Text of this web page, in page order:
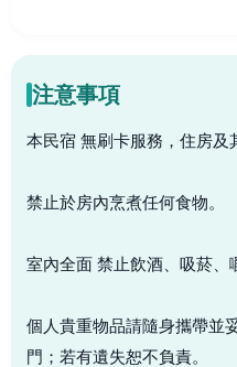
注意事項
本民宿 無刷卡服務，住房及
禁止於房內烹煮任何食物。
室內全面 禁止飲酒、吸菸、
個人貴重物品請隨身攜帶並
門；若有遺失恕不負責。